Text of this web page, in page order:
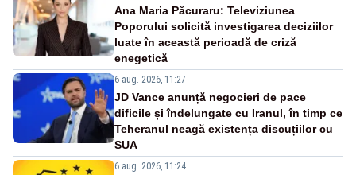
Ana Maria Păcuraru: Televiziunea
Poporului solicită investigarea deciziilor
luate în această perioadă de criză
enegetică
6 aug. 2026, 11:27
JD Vance anunță negocieri de pace
dificile și îndelungate cu Iranul, în timp ce
Teheranul neagă existența discuțiilor cu
SUA
6 aug. 2026, 11:24